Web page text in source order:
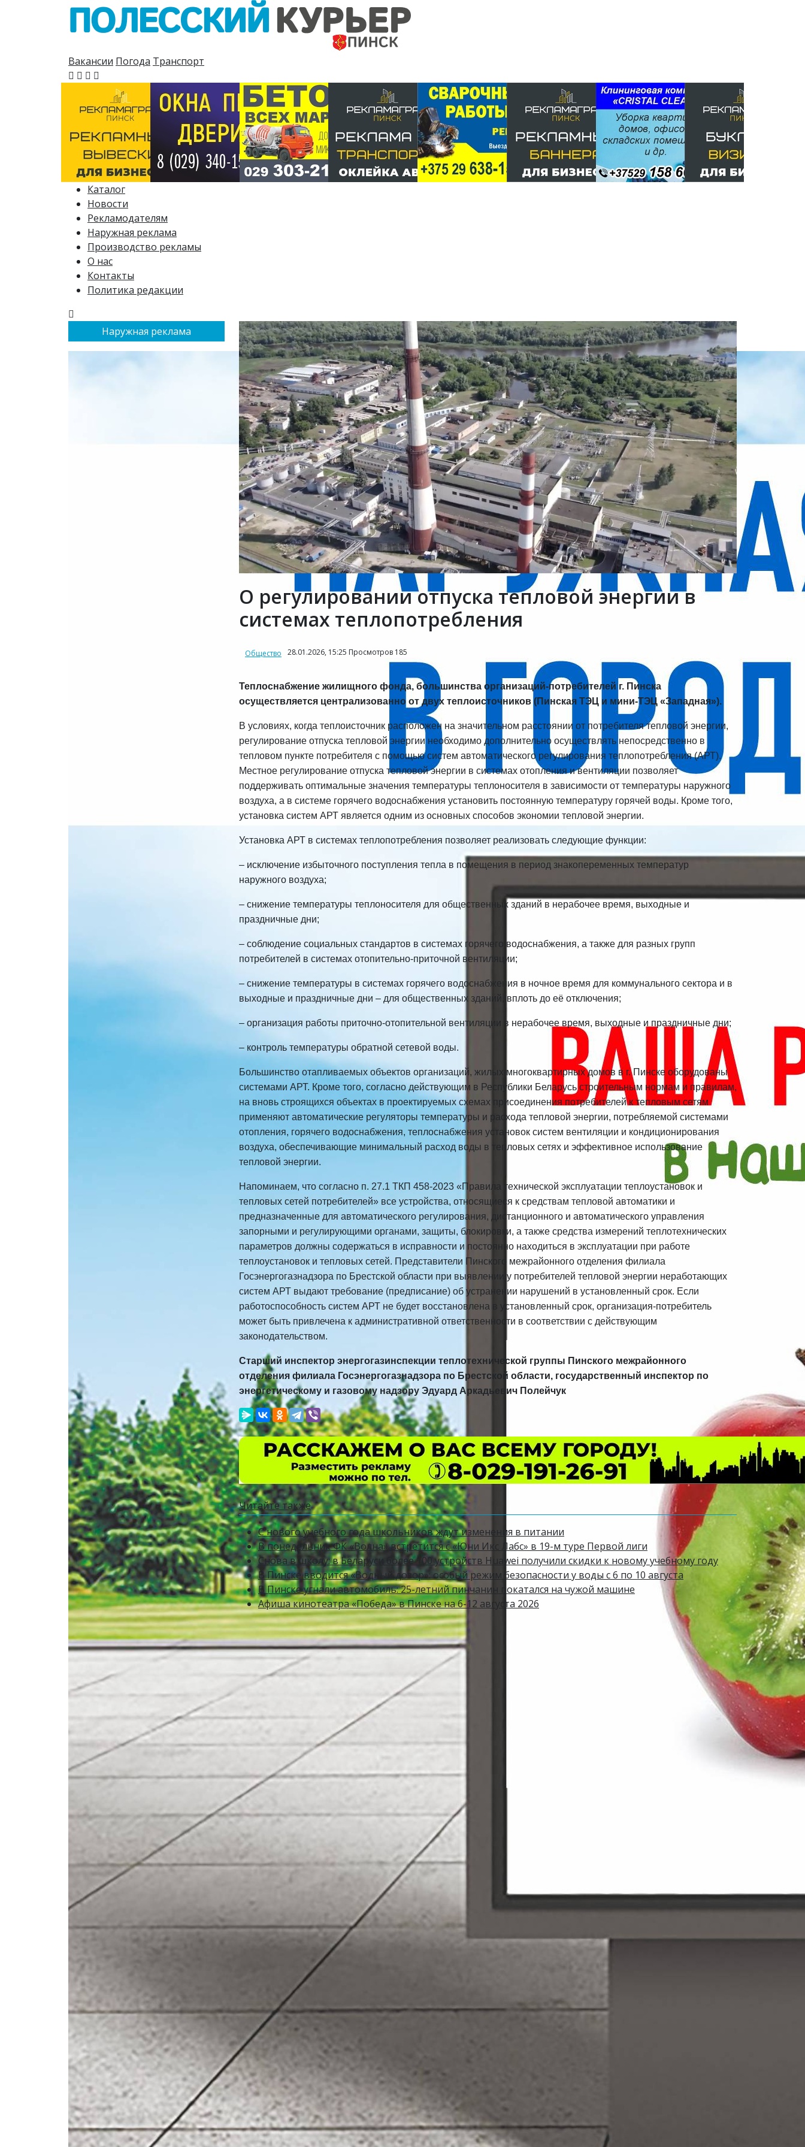
Вакансии Погода Транспорт
Каталог
Новости
Рекламодателям
Наружная реклама
Производство рекламы
О нас
Контакты
Политика редакции
Наружная реклама
О регулировании отпуска тепловой энергии в
системах теплопотребления
Общество 28.01.2026, 15:25 Просмотров 185
Теплоснабжение жилищного фонда, большинства организаций-потребителей г. Пинска
осуществляется централизованно от двух теплоисточников (Пинская ТЭЦ и мини-ТЭЦ «Западная»).
В условиях, когда теплоисточник расположен на значительном расстоянии от потребителя тепловой энергии,
регулирование отпуска тепловой энергии необходимо дополнительно осуществлять непосредственно в
тепловом пункте потребителя с помощью систем автоматического регулирования теплопотребления (АРТ).
Местное регулирование отпуска тепловой энергии в системах отопления и вентиляции позволяет
поддерживать оптимальные значения температуры теплоносителя в зависимости от температуры наружного
воздуха, а в системе горячего водоснабжения установить постоянную температуру горячей воды. Кроме того,
установка систем АРТ является одним из основных способов экономии тепловой энергии.
Установка АРТ в системах теплопотребления позволяет реализовать следующие функции:
– исключение избыточного поступления тепла в помещения в период знакопеременных температур
наружного воздуха;
– снижение температуры теплоносителя для общественных зданий в нерабочее время, выходные и
праздничные дни;
– соблюдение социальных стандартов в системах горячего водоснабжения, а также для разных групп
потребителей в системах отопительно-приточной вентиляции;
– снижение температуры в системах горячего водоснабжения в ночное время для коммунального сектора и в
выходные и праздничные дни – для общественных зданий, вплоть до её отключения;
– организация работы приточно-отопительной вентиляции в нерабочее время, выходные и праздничные дни;
– контроль температуры обратной сетевой воды.
Большинство отапливаемых объектов организаций, жилых многоквартирных домов в г. Пинске оборудованы
системами АРТ. Кроме того, согласно действующим в Республики Беларусь строительным нормам и правилам,
на вновь строящихся объектах в проектируемых схемах присоединения потребителей к тепловым сетям
применяют автоматические регуляторы температуры и расхода тепловой энергии, потребляемой системами
отопления, горячего водоснабжения, теплоснабжения установок систем вентиляции и кондиционирования
воздуха, обеспечивающие минимальный расход воды в тепловых сетях и эффективное использование
тепловой энергии.
Напоминаем, что согласно п. 27.1 ТКП 458-2023 «Правила технической эксплуатации теплоустановок и
тепловых сетей потребителей» все устройства, относящиеся к средствам тепловой автоматики и
предназначенные для автоматического регулирования, дистанционного и автоматического управления
запорными и регулирующими органами, защиты, блокировки, а также средства измерений теплотехнических
параметров должны содержаться в исправности и постоянно находиться в эксплуатации при работе
теплоустановок и тепловых сетей. Представители Пинского межрайонного отделения филиала
Госэнергогазнадзора по Брестской области при выявлении у потребителей тепловой энергии неработающих
систем АРТ выдают требование (предписание) об устранении нарушений в установленный срок. Если
работоспособность систем АРТ не будет восстановлена в установленный срок, организация-потребитель
может быть привлечена к административной ответственности в соответствии с действующим
законодательством.
Старший инспектор энергогазинспекции теплотехнической группы Пинского межрайонного
отделения филиала Госэнергогазнадзора по Брестской области, государственный инспектор по
энергетическому и газовому надзору Эдуард Аркадьевич Полейчук
Читайте также
С нового учебного года школьников ждут изменения в питании
В понедельник ФК «Волна» встретится с «Юни Икс Лабс» в 19-м туре Первой лиги
Снова в школу: в Беларуси более 100 устройств Huawei получили скидки к новому учебному году
В Пинске вводится «Водный дозор»: особый режим безопасности у воды с 6 по 10 августа
В Пинске угнали автомобиль: 25-летний пинчанин покатался на чужой машине
Афиша кинотеатра «Победа» в Пинске на 6-12 августа 2026